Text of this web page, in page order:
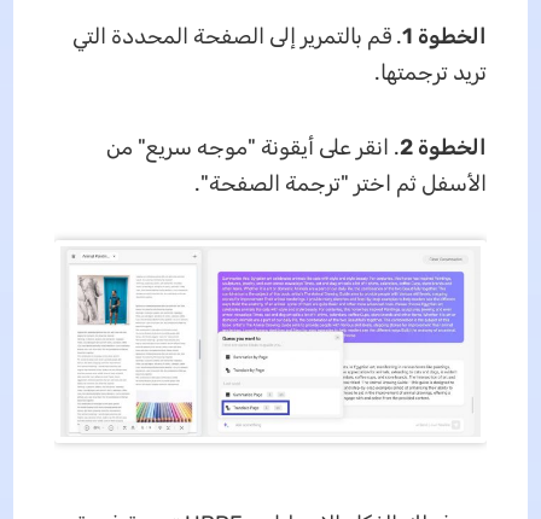
الخطوة 1
. قم بالتمرير إلى الصفحة المحددة التي
تريد ترجمتها.
الخطوة 2
. انقر على أيقونة "موجه سريع" من
الأسفل ثم اختر "ترجمة الصفحة".